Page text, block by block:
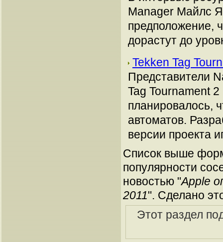
Manager Майлс
предположение,
дорастут до
Tekken Tag
Представители
Tag Tournament
планировалось,
автоматов.
версии проекта
Список выше
популярности
новостью "Apple
2011". Сделано
Этот раздел